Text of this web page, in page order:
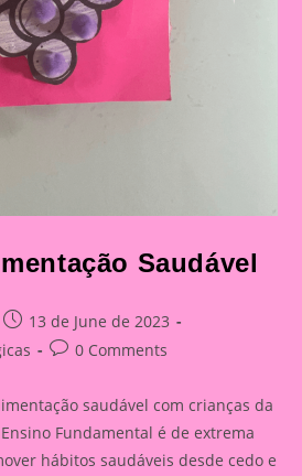
Saudável
Post
published:
13 de June de 2023
Post0 Comments
saudável com crianças da
Fundamental é de extrema
hábitos saudáveis desde cedo e